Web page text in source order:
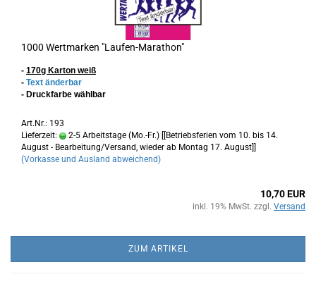
1000 Wertmarken "Laufen-Marathon"
- 170g Karton weiß
- Text änderbar
- Druckfarbe wählbar
Art.Nr.: 193
Lieferzeit:
2-5 Arbeitstage (Mo.-Fr.) [[Betriebsferien vom 10. bis 14.
August - Bearbeitung/Versand, wieder ab Montag 17. August]]
(Vorkasse und Ausland abweichend)
10,70 EUR
inkl. 19% MwSt. zzgl. Versand
ZUM ARTIKEL